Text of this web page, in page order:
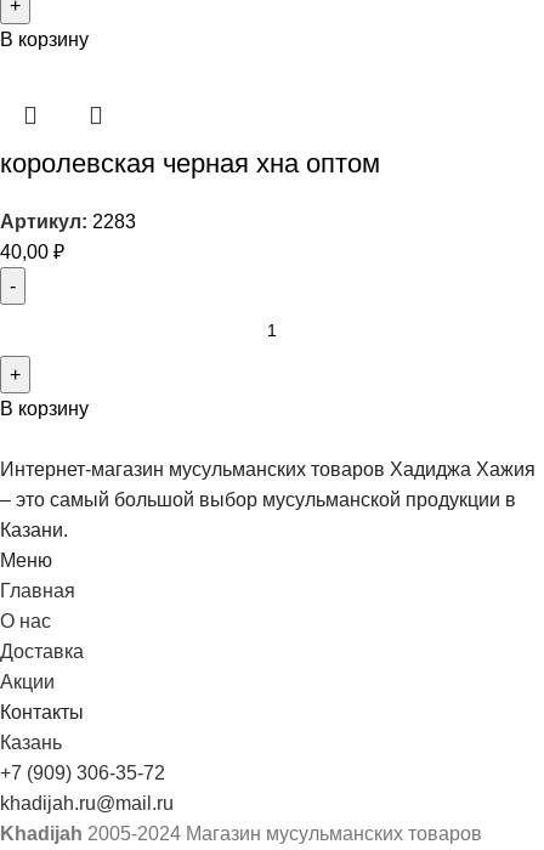
В корзину
королевская черная хна оптом
Артикул: 2283
40,00 ₽
В корзину
Интернет-магазин мусульманских товаров Хадиджа Хажия
– это самый большой выбор мусульманской продукции в
Казани.
Меню
Главная
О нас
Доставка
Акции
Контакты
Казань
+7 (909) 306-35-72
khadijah.ru@mail.ru
Khadijah 2005-2024 Магазин мусульманских товаров